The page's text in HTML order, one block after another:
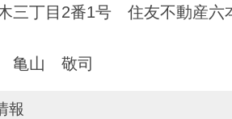
三丁目2番1号 住友不動産六
亀山 敬司
報